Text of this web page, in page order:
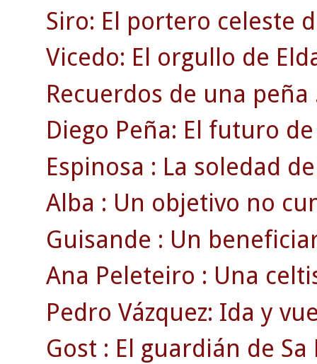
Siro: El portero celeste
Vicedo: El orgullo de
Recuerdos de una peña
Diego Peña: El futuro
Espinosa : La soledad
Alba : Un objetivo no
Guisande : Un
Ana Peleteiro : Una
Pedro Vázquez: Ida y
Gost : El guardián de Sa